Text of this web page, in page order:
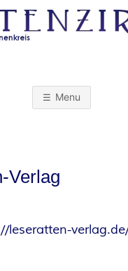
Menu
Verlag
leseratten-